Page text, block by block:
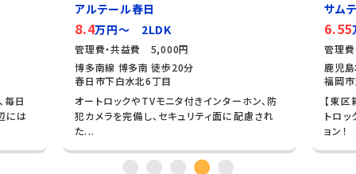
毎日
には
アルテール春日
8.4万円～ 2LDK
管理費・共益費 5,000円
博多南線 博多南 徒歩20分
春日市下白水北6丁目
オートロックやTVモニタ付きインターホン、防
犯カメラを完備し、セキュリティ面に配慮され
た...
サム
6.55
管理
鹿児
福岡
【東
トロ
ョン！